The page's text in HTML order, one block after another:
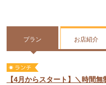
プラン お店紹介
【4月からスタート】＼時間